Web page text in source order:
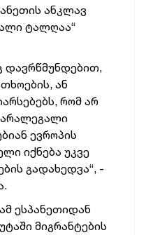
ანკლავ
ტალღაა“
დავრწმუნდებით,
ან
რომ არ
ევროპის
იქნება უკვე
გადახედვა“, -
ესპანეთიდან
მიგრანტების